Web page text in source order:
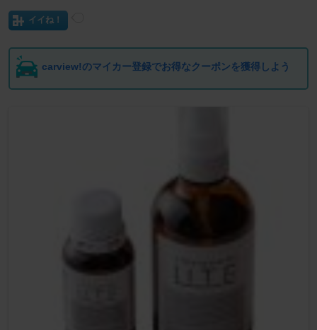
イイね！
carview!のマイカー登録でお得なクーポンを獲得しよう